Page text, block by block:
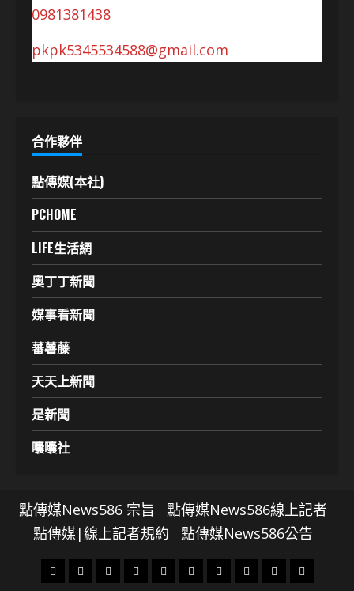
0981381438
pkpk5345534588@gmail.com
合作夥伴
點傳媒(本社)
PCHOME
LIFE生活網
奧丁丁新聞
媒事看新聞
蕃薯藤
天天上新聞
是新聞
囔囔社
點傳媒News586 宗旨
點傳媒News586線上記者
點傳媒|線上記者規約
點傳媒News586公告
頭
財
地
文
專
娛
政
國
運
生